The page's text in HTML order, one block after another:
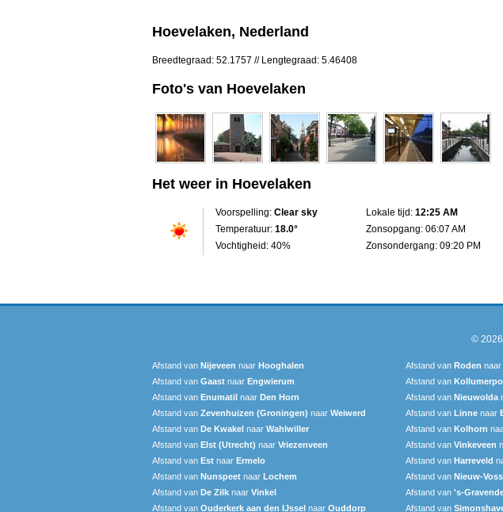
Hoevelaken, Nederland
Breedtegraad: 52.1757 // Lengtegraad: 5.46408
Foto's van Hoevelaken
Het weer in Hoevelaken
Voorspelling: Clear sky
Temperatuur: 18.0°
Vochtigheid: 40%
Lokale tijd: 12:25 AM
Zonsopgang: 06:07 AM
Zonsondergang: 09:20 PM
© 2026
Afstand van Nijeveen naar Hooghalen Afstand van Roden naar
Afstand van Gaast naar Engwierum Afstand van
Afstand van Enumatil naar Den Horn Afstand van Nieuwolda
Afstand van Zevenhuizen (Groningen) naar Weiwerd Afstand van Linne naar
Afstand van De Kwakel naar Wahlwiller Afstand van Kolhorn
Afstand van Elst (Utrecht) naar Vriezenveen Afstand van Vinkeveen
Afstand van Est naar Ermelo Afstand van Harreveld
Afstand van Nunspeet naar Lochem Afstand van Nieuw-
Afstand van De Zilk naar Vinkel Afstand van 's-
Afstand van Ouderkerk aan den IJssel naar Ouddorp Afstand van